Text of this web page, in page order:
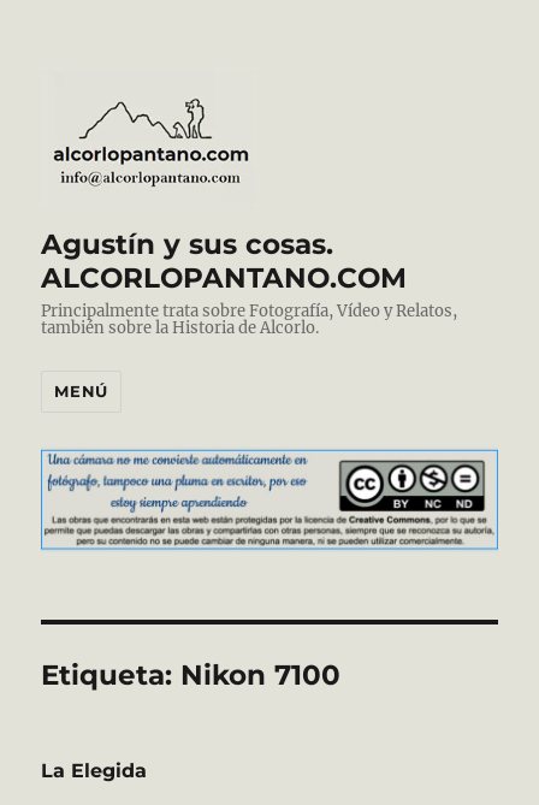
Agustín y sus cosas.
ALCORLOPANTANO.COM
Principalmente trata sobre Fotografía, Vídeo y Relatos,
también sobre la Historia de Alcorlo.
MENÚ
Etiqueta: Nikon 7100
La Elegida